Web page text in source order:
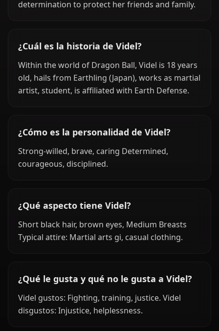
determination to protect her friends and family.
¿Cuál es la historia de Videl?
Within the world of Dragon Ball, Videl is 18 years
old, hails from Earthling (Japan), works as martial
artist, student, is affiliated with Earth Defense.
¿Cómo es la personalidad de Videl?
Strong-willed, brave, caring Determined,
courageous, disciplined.
¿Qué aspecto tiene Videl?
Short black hair, brown eyes, Medium Breasts
Typical attire: Martial arts gi, casual clothing.
¿Qué le gusta y qué no le gusta a Videl?
Videl gustos: Fighting, training, justice. Videl
disgustos: Injustice, helplessness.